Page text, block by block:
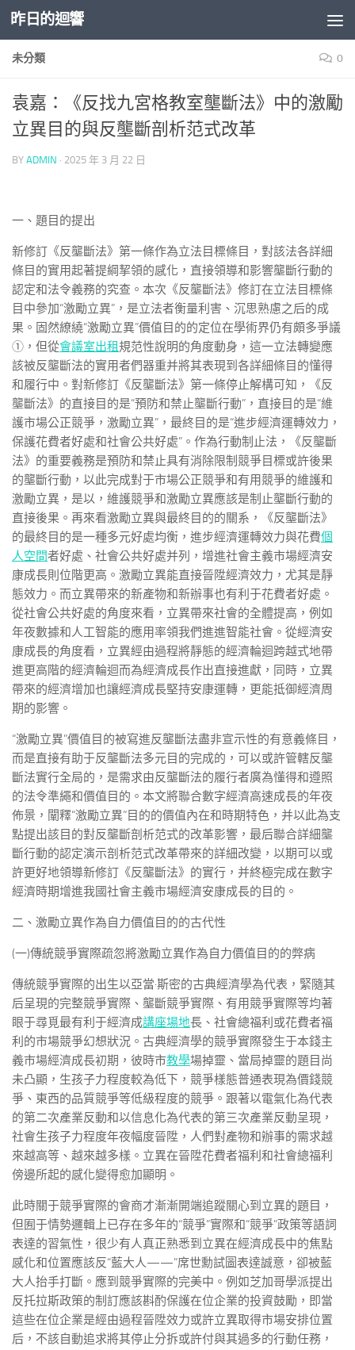
Skip to content
昨日的迴響
未分類 0
袁嘉：《反找九宮格教室壟斷法》中的激勵
立異目的與反壟斷剖析范式改革
BY ADMIN · 2025 年 3 月 22 日
一、題目的提出
新修訂《反壟斷法》第一條作為立法目標條目，對該法各詳細
條目的實用起著提綱挈領的感化，直接領導和影響壟斷行動的
認定和法令義務的究查。本次《反壟斷法》修訂在立法目標條
目中參加“激勵立異”，是立法者衡量利害、沉思熟慮之后的成
果。固然繚繞“激勵立異”價值目的的定位在學術界仍有頗多爭議
①，但從會議室出租規范性說明的角度動身，這一立法轉變應
該被反壟斷法的實用者們器重并將其表現到各詳細條目的懂得
和履行中。對新修訂《反壟斷法》第一條停止解構可知，《反
壟斷法》的直接目的是“預防和禁止壟斷行動”，直接目的是“維
護市場公正競爭，激勵立異”，最終目的是“進步經濟運轉效力，
保護花費者好處和社會公共好處”。作為行動制止法，《反壟斷
法》的重要義務是預防和禁止具有消除限制競爭目標或許後果
的壟斷行動，以此完成對于市場公正競爭和有用競爭的維護和
激勵立異，是以，維護競爭和激勵立異應該是制止壟斷行動的
直接後果。再來看激勵立異與最終目的的關系，《反壟斷法》
的最終目的是一種多元好處均衡，進步經濟運轉效力與花費個
人空間者好處、社會公共好處并列，增進社會主義市場經濟安
康成長則位階更高。激勵立異能直接晉陞經濟效力，尤其是靜
態效力。而立異帶來的新產物和新辦事也有利于花費者好處。
從社會公共好處的角度來看，立異帶來社會的全體提高，例如
年夜數據和人工智能的應用率領我們進進智能社會。從經濟安
康成長的角度看，立異經由過程將靜態的經濟輪迴跨越式地帶
進更高階的經濟輪迴而為經濟成長作出直接進獻，同時，立異
帶來的經濟增加也讓經濟成長堅持安康運轉，更能抵御經濟周
期的影響。
“激勵立異”價值目的被寫進反壟斷法盡非宣示性的有意義條目，
而是直接有助于反壟斷法多元目的完成的，可以或許管轄反壟
斷法實行全局的，是需求由反壟斷法的履行者廣為懂得和遵照
的法令準繩和價值目的。本文將聯合數字經濟高速成長的年夜
佈景，闡釋“激勵立異”目的的價值內在和時期特色，并以此為支
點提出該目的對反壟斷剖析范式的改革影響，最后聯合詳細壟
斷行動的認定演示剖析范式改革帶來的詳細改變，以期可以或
許更好地領導新修訂《反壟斷法》的實行，并終極完成在數字
經濟時期增進我國社會主義市場經濟安康成長的目的。
二、激勵立異作為自力價值目的的古代性
(一)傳統競爭實際疏忽將激勵立異作為自力價值目的的弊病
傳統競爭實際的出生以亞當·斯密的古典經濟學為代表，緊隨其
后呈現的完整競爭實際、壟斷競爭實際、有用競爭實際等均著
眼于尋覓最有利于經濟成講座場地長、社會總福利或花費者福
利的市場競爭幻想狀況。古典經濟學的競爭實際發生于本錢主
義市場經濟成長初期，彼時市教學場掉靈、當局掉靈的題目尚
未凸顯，生孩子力程度較為低下，競爭樣態普通表現為價錢競
爭、東西的品質競爭等低級程度的競爭。跟著以電氣化為代表
的第二次產業反動和以信息化為代表的第三次產業反動呈現，
社會生孩子力程度年夜幅度晉陞，人們對產物和辦事的需求越
來越高等、越來越多樣。立異在晉陞花費者福利和社會總福利
傍邊所起的感化變得愈加顯明。
此時關于競爭實際的會商才漸漸開端追蹤關心到立異的題目，
但囿于情勢邏輯上已存在多年的“競爭”實際和“競爭”政策等語詞
表達的習氣性，很少有人真正熟悉到立異在經濟成長中的焦點
感化和位置應該反“藍大人——”席世勳試圖表達誠意，卻被藍
大人抬手打斷。應到競爭實際的完美中。例如芝加哥學派提出
反托拉斯政策的制訂應該斟酌保護在位企業的投資鼓勵，即當
這些在位企業是經由過程晉陞效力或許立異取得市場安排位置
后，不該自動追求將其停止分拆或許付與其過多的行動任務，